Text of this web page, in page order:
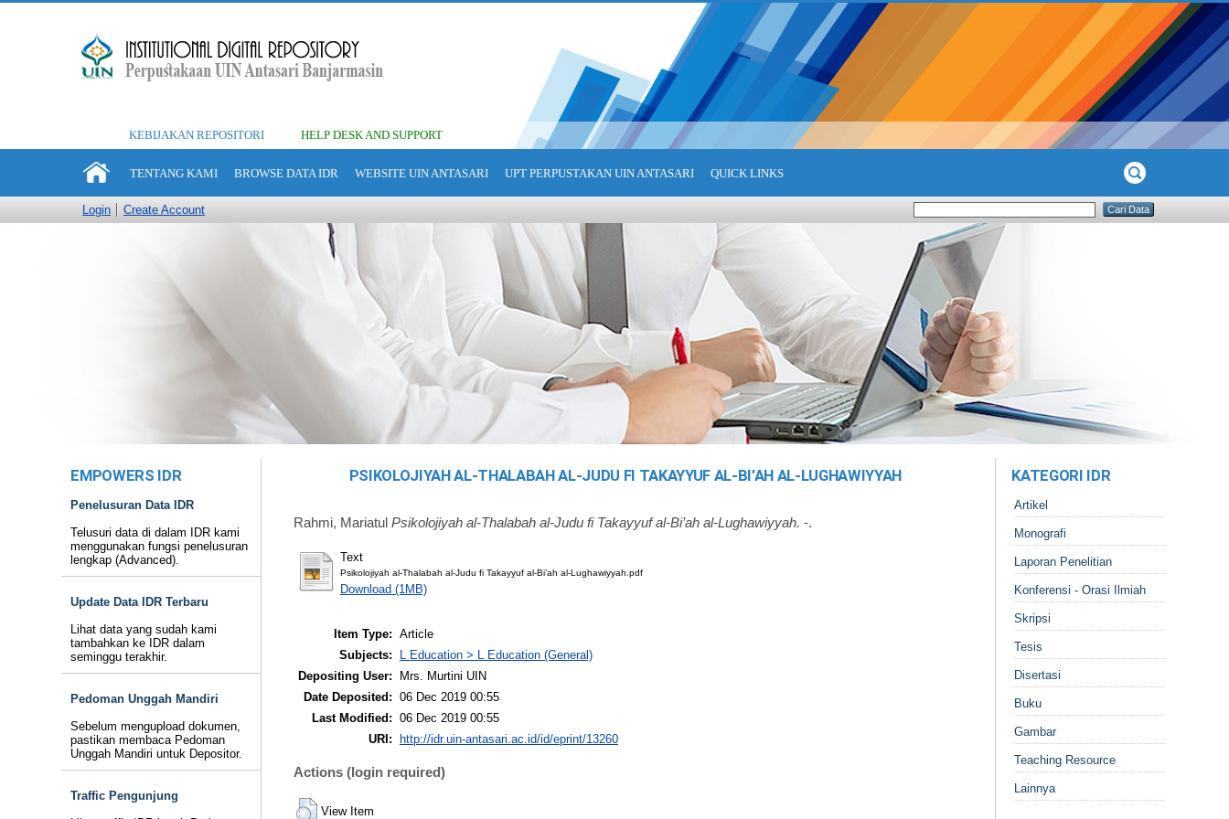
KEBIJAKAN REPOSITORI HELP DESK AND SUPPORT
TENTANG KAMI BROWSE DATA IDR WEBSITE UIN ANTASARI UPT PERPUSTAKAN UIN ANTASARI QUICK LINKS
Login Create Account
EMPOWERS IDR
Penelusuran Data IDR
Telusuri data di dalam IDR kami
menggunakan fungsi penelusuran
lengkap (Advanced).
Update Data IDR Terbaru
Lihat data yang sudah kami
tambahkan ke IDR dalam
seminggu terakhir.
Pedoman Unggah Mandiri
Sebelum mengupload dokumen,
pastikan membaca Pedoman
Unggah Mandiri untuk Depositor.
Traffic Pengunjung
PSIKOLOJIYAH AL-THALABAH AL-JUDU FI TAKAYYUF AL-BI’AH AL-LUGHAWIYYAH
Rahmi, Mariatul Psikolojiyah al-Thalabah al-Judu fi Takayyuf al-Bi’ah al-Lughawiyyah. -.
Text
Psikolojiyah al-Thalabah al-Judu fi Takayyuf al-Bi’ah al-Lughawiyyah.pdf
Download (1MB)
Item Type: Article
Subjects:
L Education > L Education (General)
Depositing User:
Mrs. Murtini UIN
Date Deposited: 06 Dec 2019 00:55
Last Modified: 06 Dec 2019 00:55
URI:
http://idr.uin-antasari.ac.id/id/eprint/13260
Actions (login required)
View Item
KATEGORI IDR
Artikel
Monografi
Laporan Penelitian
Konferensi - Orasi Ilmiah
Skripsi
Tesis
Disertasi
Buku
Gambar
Teaching Resource
Lainnya